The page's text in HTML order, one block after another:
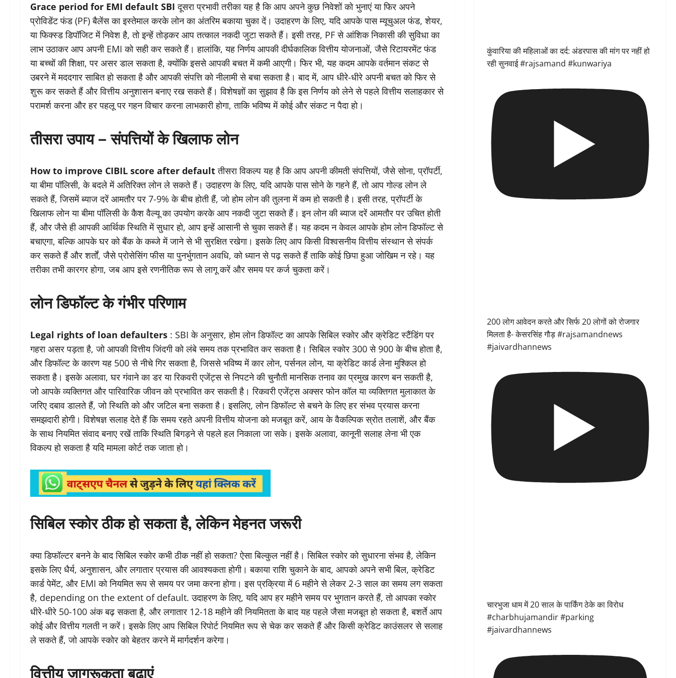
Grace period for EMI default SBI दूसरा प्रभावी तरीका यह है कि आप अपने कुछ निवेशों को भुनाएं या फिर अपने
प्रोविडेंट फंड (PF) बैलेंस का इस्तेमाल करके लोन का अंतरिम बकाया चुका दें। उदाहरण के लिए, यदि आपके पास म्यूचुअल फंड, शेयर,
या फिक्स्ड डिपॉजिट में निवेश है, तो इन्हें तोड़कर आप तत्काल नकदी जुटा सकते हैं। इसी तरह, PF से आंशिक निकासी की सुविधा का
लाभ उठाकर आप अपनी EMI को सही कर सकते हैं। हालांकि, यह निर्णय आपकी दीर्घकालिक वित्तीय योजनाओं, जैसे रिटायरमेंट फंड
या बच्चों की शिक्षा, पर असर डाल सकता है, क्योंकि इससे आपकी बचत में कमी आएगी। फिर भी, यह कदम आपके वर्तमान संकट से
उबरने में मददगार साबित हो सकता है और आपकी संपत्ति को नीलामी से बचा सकता है। बाद में, आप धीरे-धीरे अपनी बचत को फिर से
शुरू कर सकते हैं और वित्तीय अनुशासन बनाए रख सकते हैं। विशेषज्ञों का सुझाव है कि इस निर्णय को लेने से पहले वित्तीय सलाहकार से
परामर्श करना और हर पहलू पर गहन विचार करना लाभकारी होगा, ताकि भविष्य में कोई और संकट न पैदा हो।
तीसरा उपाय – संपत्तियों के खिलाफ लोन
How to improve CIBIL score after defaultतीसरा विकल्प यह है कि आप अपनी कीमती संपत्तियों, जैसे सोना, प्रॉपर्टी,
या बीमा पॉलिसी, के बदले में अतिरिक्त लोन ले सकते हैं। उदाहरण के लिए, यदि आपके पास सोने के गहने हैं, तो आप गोल्ड लोन ले
सकते हैं, जिसमें ब्याज दरें आमतौर पर 7-9% के बीच होती हैं, जो होम लोन की तुलना में कम हो सकती है। इसी तरह, प्रॉपर्टी के
खिलाफ लोन या बीमा पॉलिसी के कैश वैल्यू का उपयोग करके आप नकदी जुटा सकते हैं। इन लोन की ब्याज दरें आमतौर पर उचित होती
हैं, और जैसे ही आपकी आर्थिक स्थिति में सुधार हो, आप इन्हें आसानी से चुका सकते हैं। यह कदम न केवल आपके होम लोन डिफॉल्ट से
बचाएगा, बल्कि आपके घर को बैंक के कब्जे में जाने से भी सुरक्षित रखेगा। इसके लिए आप किसी विश्वसनीय वित्तीय संस्थान से संपर्क
कर सकते हैं और शर्तों, जैसे प्रोसेसिंग फीस या पुनर्भुगतान अवधि, को ध्यान से पढ़ सकते हैं ताकि कोई छिपा हुआ जोखिम न रहे। यह
तरीका तभी कारगर होगा, जब आप इसे रणनीतिक रूप से लागू करें और समय पर कर्ज चुकता करें।
लोन डिफॉल्ट के गंभीर परिणाम
Legal rights of loan defaulters : SBI के अनुसार, होम लोन डिफॉल्ट का आपके सिबिल स्कोर और क्रेडिट स्टैंडिंग पर
गहरा असर पड़ता है, जो आपकी वित्तीय जिंदगी को लंबे समय तक प्रभावित कर सकता है। सिबिल स्कोर 300 से 900 के बीच होता है,
और डिफॉल्ट के कारण यह 500 से नीचे गिर सकता है, जिससे भविष्य में कार लोन, पर्सनल लोन, या क्रेडिट कार्ड लेना मुश्किल हो
सकता है। इसके अलावा, घर गंवाने का डर या रिकवरी एजेंट्स से निपटने की चुनौती मानसिक तनाव का प्रमुख कारण बन सकती है,
जो आपके व्यक्तिगत और पारिवारिक जीवन को प्रभावित कर सकती है। रिकवरी एजेंट्स अक्सर फोन कॉल या व्यक्तिगत मुलाकात के
जरिए दबाव डालते हैं, जो स्थिति को और जटिल बना सकता है। इसलिए, लोन डिफॉल्ट से बचने के लिए हर संभव प्रयास करना
समझदारी होगी। विशेषज्ञ सलाह देते हैं कि समय रहते अपनी वित्तीय योजना को मजबूत करें, आय के वैकल्पिक स्रोत तलाशें, और बैंक
के साथ नियमित संवाद बनाए रखें ताकि स्थिति बिगड़ने से पहले हल निकाला जा सके। इसके अलावा, कानूनी सलाह लेना भी एक
विकल्प हो सकता है यदि मामला कोर्ट तक जाता हो।
सिबिल स्कोर ठीक हो सकता है, लेकिन मेहनत जरूरी
क्या डिफॉल्टर बनने के बाद सिबिल स्कोर कभी ठीक नहीं हो सकता? ऐसा बिल्कुल नहीं है। सिबिल स्कोर को सुधारना संभव है, लेकिन
इसके लिए धैर्य, अनुशासन, और लगातार प्रयास की आवश्यकता होगी। बकाया राशि चुकाने के बाद, आपको अपने सभी बिल, क्रेडिट
कार्ड पेमेंट, और EMI को नियमित रूप से समय पर जमा करना होगा। इस प्रक्रिया में 6 महीने से लेकर 2-3 साल का समय लग सकता
है, depending on the extent of default. उदाहरण के लिए, यदि आप हर महीने समय पर भुगतान करते हैं, तो आपका स्कोर
धीरे-धीरे 50-100 अंक बढ़ सकता है, और लगातार 12-18 महीने की नियमितता के बाद यह पहले जैसा मजबूत हो सकता है, बशर्ते आप
कोई और वित्तीय गलती न करें। इसके लिए आप सिबिल रिपोर्ट नियमित रूप से चेक कर सकते हैं और किसी क्रेडिट काउंसलर से सलाह
ले सकते हैं, जो आपके स्कोर को बेहतर करने में मार्गदर्शन करेगा।
वित्तीय जागरूकता बढ़ाएं
कुंवारिया की महिलाओं का दर्द: अंडरपास की मांग पर नहीं हो
रही सुनवाई #rajsamand #kunwariya
200 लोग आवेदन करते और सिर्फ 20 लोगों को रोजगार
मिलता है- केसरसिंह गौड़ #rajsamandnews
#jaivardhannews
चारभुजा धाम में 20 साल के पार्किंग ठेके का विरोध
#charbhujamandir #parking
#jaivardhannews